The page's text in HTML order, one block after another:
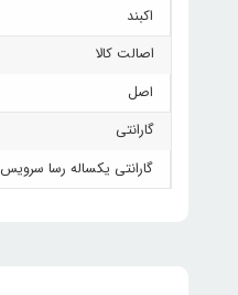
اکبند
اصالت کالا
اصل
گارانتی
گارانتی یکساله رسا سرویس